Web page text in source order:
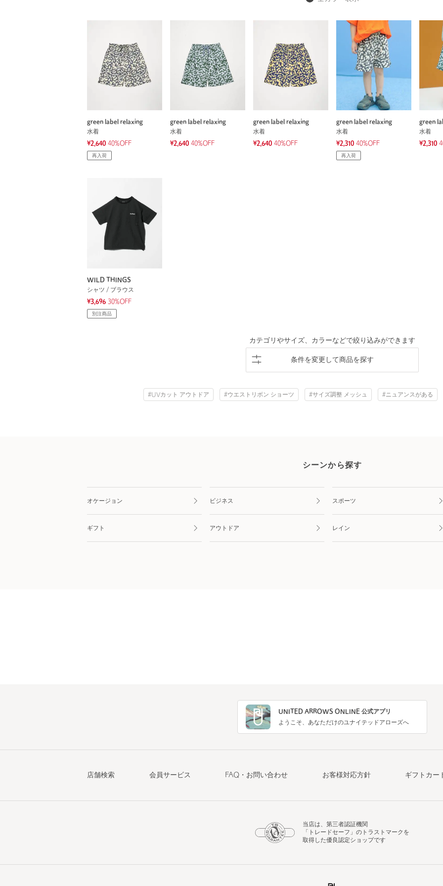
green label relaxing
水着
¥2,640 40%OFF
再入荷
green label relaxing
水着
¥2,640 40%OFF
green label relaxing
水着
¥2,640 40%OFF
green label relaxing
水着
¥2,310 40%OFF
再入荷
green
水着
¥2,310
WILD THINGS
シャツ / ブラウス
¥3,696 30%OFF
別注商品
カテゴリやサイズ、カラーなどで絞り込みができます
条件を変更して商品を探す
#UVカット アウトドア #ウエストリボン ショーツ #サイズ調整 メッシュ #ニュアンスがある
シーンから探す
オケージョン ビジネス スポーツ
ギフト アウトドア レイン
UNITED ARROWS ONLINE 公式アプリ
ようこそ、あなただけのユナイテッドアローズへ
店舗検索 会員サービス FAQ・お問い合わせ お客様対応方針 ギフトカー
当店は、第三者認証機関
「トレードセーフ」のトラストマークを
取得した優良認定ショップです